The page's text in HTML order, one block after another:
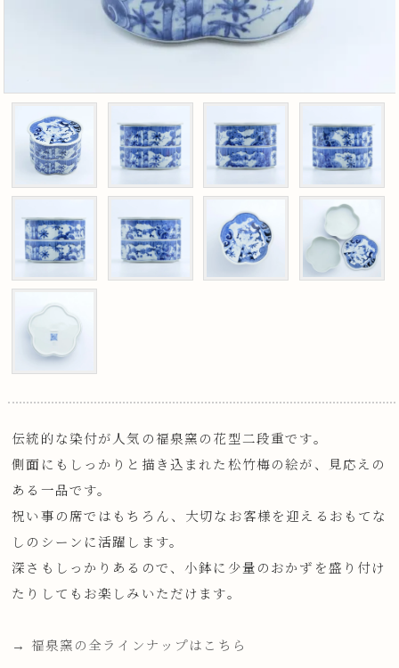
伝統的な染付が人気の福泉窯の花型二段重です。
側面にもしっかりと描き込まれた松竹梅の絵が、見応えの
ある一品です。
祝い事の席ではもちろん、大切なお客様を迎えるおもてな
しのシーンに活躍します。
深さもしっかりあるので、小鉢に少量のおかずを盛り付け
たりしてもお楽しみいただけます。
→ 福泉窯の全ラインナップはこちら